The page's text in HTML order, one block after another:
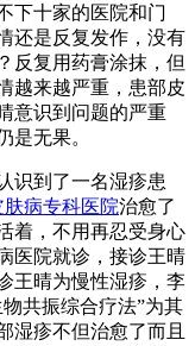
下十家的医院和门
还是反复发作，没有
反复用药膏涂抹，但
越来越严重，患部皮
意识到问题的严重
是无果。
识到了一名湿疹患
肤病专科医院治愈了
着，不用再忍受身心
医院就诊，接诊王晴
王晴为慢性湿疹，李
共振综合疗法”为其
湿疹不但治愈了而且